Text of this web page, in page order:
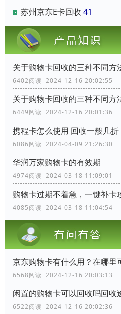
苏州京东E卡回收 41
关于购物卡回收的三种不同方
6402阅读 2024-12-16 20:02:55
关于购物卡回收的三种不同方
6449阅读 2024-12-16 20:01:36
携程卡怎么使用 回收一般几折
6086阅读 2024-04-09 21:26:30
华润万家购物卡的有效期
4974阅读 2024-03-18 11:09:01
购物卡过期不着急，一键补卡
4085阅读 2024-03-18 11:04:54
京东购物卡有什么用？在哪里
6568阅读 2024-12-16 20:03:13
闲置的购物卡可以回收吗回收
6522阅读 2024-12-16 20:02:36